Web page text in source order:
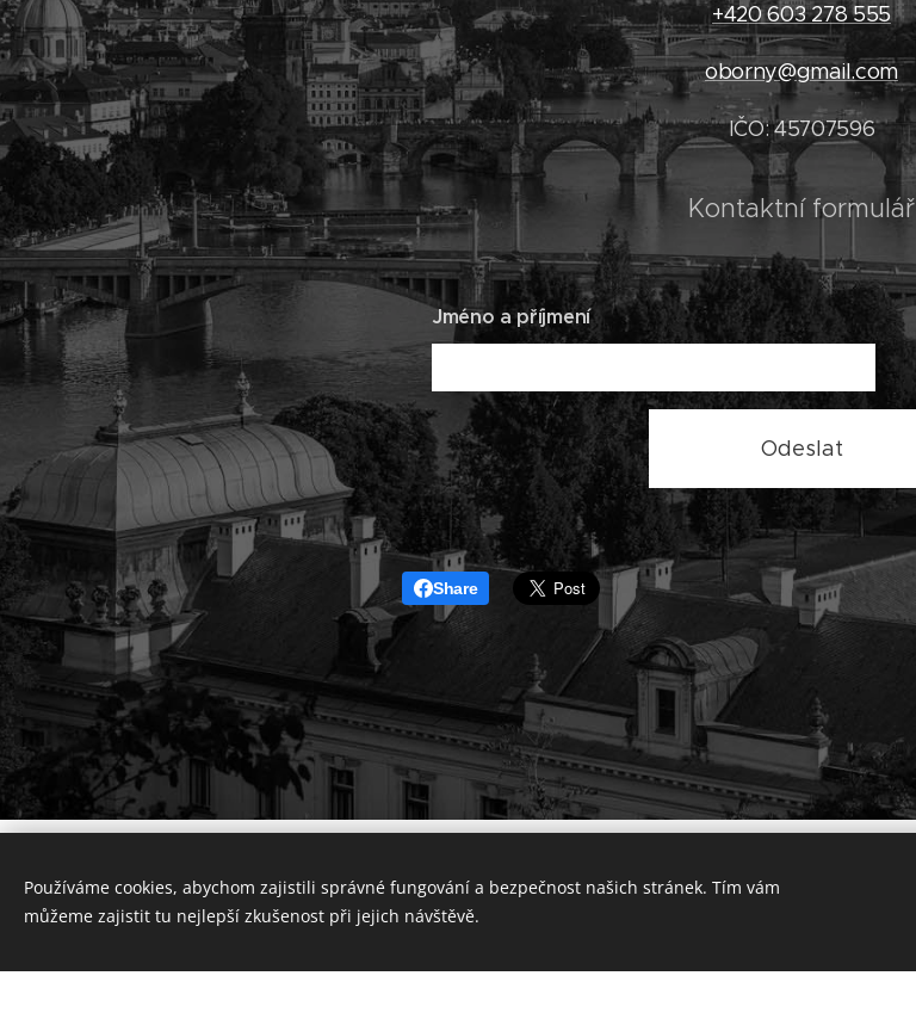
+420 603 278 555
oborny@gmail.com
IČO: 45707596
Kontaktní formulář
Jméno a příjmení
Odeslat
Share
Lokality
Používáme cookies, abychom zajistili správné fungování a bezpečnost našich stránek. Tím vám
můžeme zajistit tu nejlepší zkušenost při jejich návštěvě.